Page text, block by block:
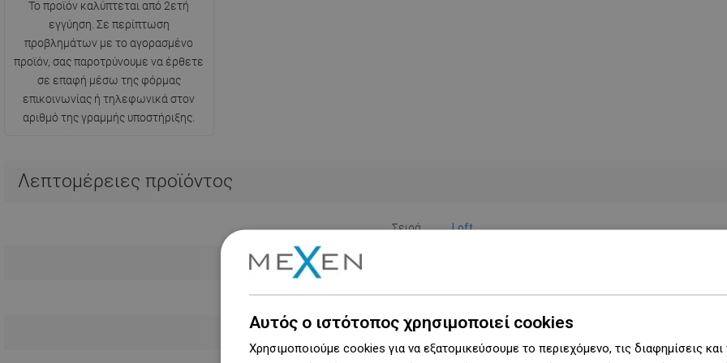
Το προϊόν καλύπτεται από 2ετή
εγγύηση. Σε περίπτωση
προβλημάτων με το αγορασμένο
προϊόν, σας παροτρύνουμε να έρθετε
σε επαφή μέσω της φόρμας
επικοινωνίας ή τηλεφωνικά στον
αριθμό της γραμμής υποστήριξης.
Λεπτομέρειες προϊόντος
Σειρά Loft
Ύψος 5 εκ.
Τύπος Τοίχου
Αυτός ο ιστότοπος χρησιμοποιεί cookies
Χρησιμοποιούμε cookies για να εξατομικεύσουμε το περιεχόμενο, τις διαφημίσεις